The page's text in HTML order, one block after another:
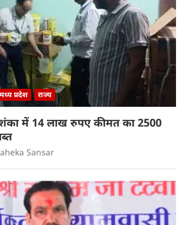
मध्य प्रदेश राज्य
में 14 लाख रुपए कीमत का 2500
Sansar